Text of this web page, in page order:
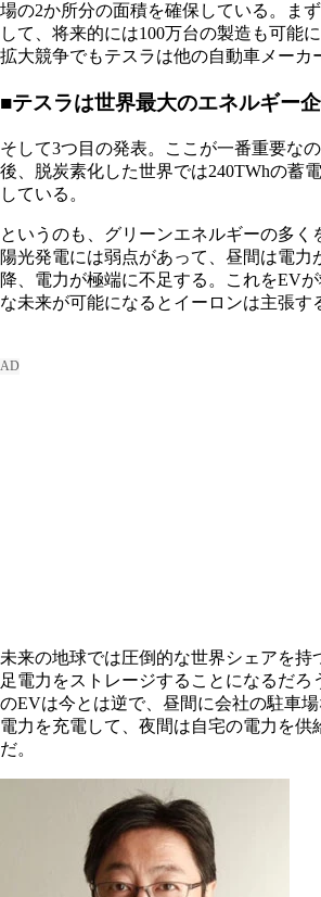
場の2か所分の面積を確保している。ま
して、将来的には100万台の製造も可能
拡大競争でもテスラは他の自動車メーカ
■テスラは世界最大のエネルギー
そして3つ目の発表。ここが一番重要な
後、脱炭素化した世界では240TWhの蓄
している。
というのも、グリーンエネルギーの多く
陽光発電には弱点があって、昼間は電力
降、電力が極端に不足する。これをEV
な未来が可能になるとイーロンは主張す
未来の地球では圧倒的な世界シェアを持
足電力をストレージすることになるだろ
のEVは今とは逆で、昼間に会社の駐車
電力を充電して、夜間は自宅の電力を供
だ。